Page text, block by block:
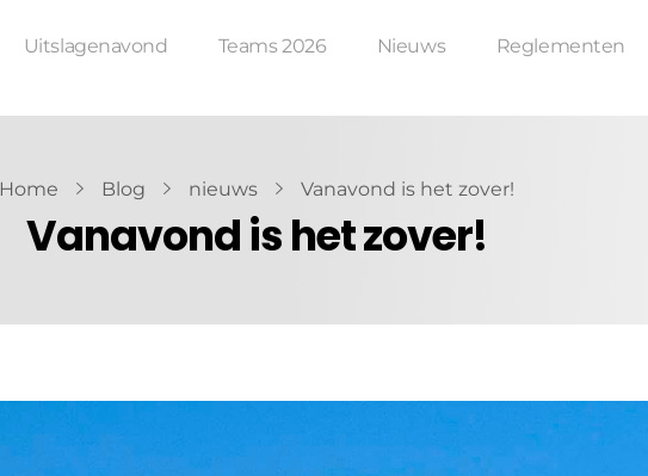
Uitslagenavond Teams 2026 Nieuws
Reglementen
Home Blog nieuws Vanavond is het zover!
Vanavond is het zover!